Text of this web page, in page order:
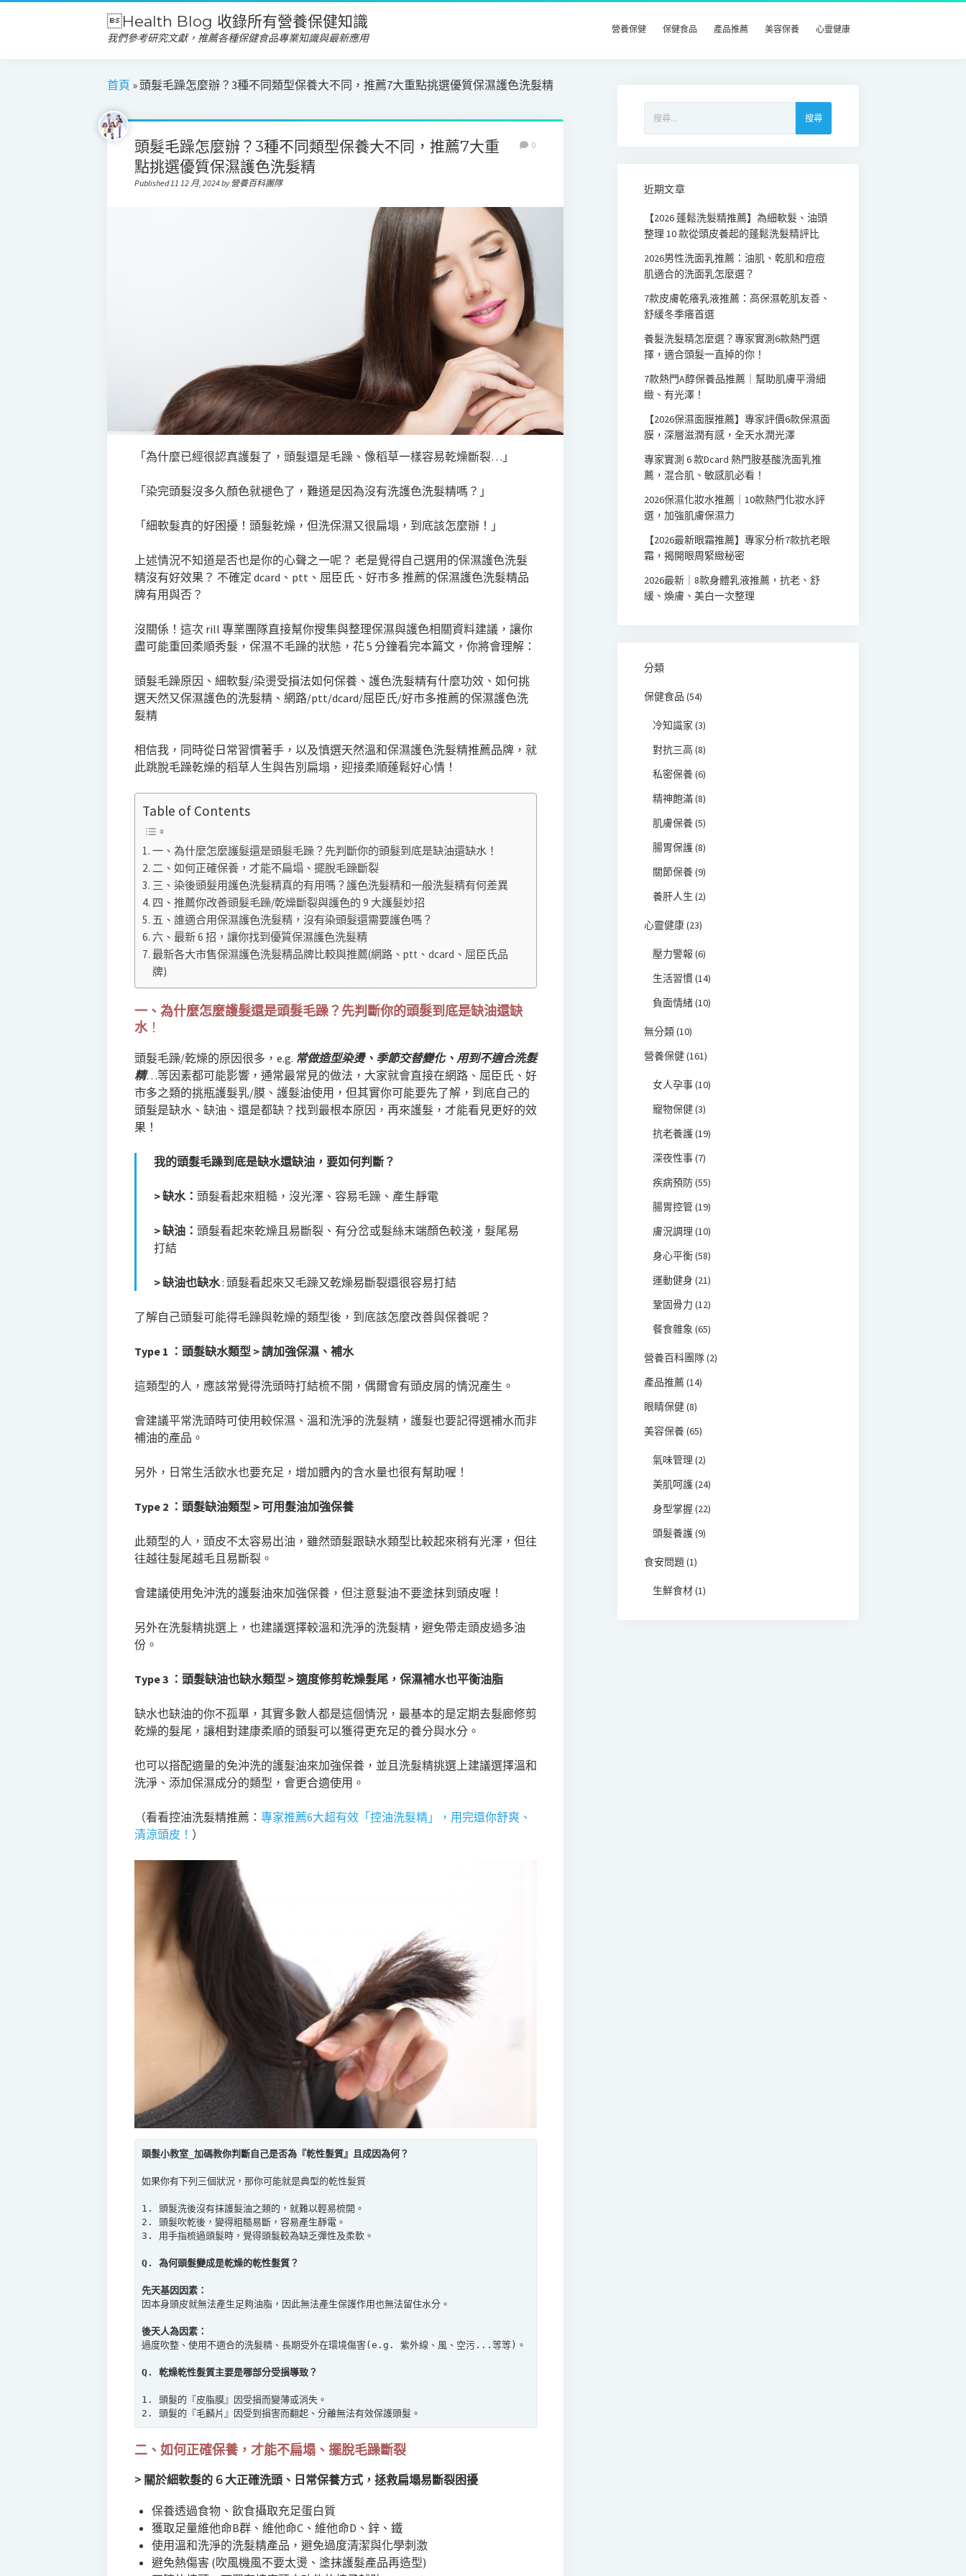
Health Blog 收錄所有營養保健知識
我們參考研究文獻，推薦各種保健食品專業知識與最新應用
營養保健 保健食品 產品推薦 美容保養 心靈健康
首頁 »頭髮毛躁怎麼辦？3種不同類型保養大不同，推薦7大重點挑選優質保濕護色洗髮精
頭髮毛躁怎麼辦？3種不同類型保養大不同，推薦7大重
點挑選優質保濕護色洗髮精
Published 11 12 月, 2024 by 營養百科團隊
0
「為什麼已經很認真護髮了，頭髮還是毛躁、像稻草一樣容易乾燥斷裂…」
「染完頭髮沒多久顏色就褪色了，難道是因為沒有洗護色洗髮精嗎？」
「細軟髮真的好困擾！頭髮乾燥，但洗保濕又很扁塌，到底該怎麼辦！」
上述情況不知道是否也是你的心聲之一呢？ 老是覺得自己選用的保濕護色洗髮
精沒有好效果？ 不確定 dcard、ptt、屈臣氏、好市多 推薦的保濕護色洗髮精品
牌有用與否？
沒關係！這次 rill 專業團隊直接幫你搜集與整理保濕與護色相關資料建議，讓你
盡可能重回柔順秀髮，保濕不毛躁的狀態，花 5 分鐘看完本篇文，你將會理解：
頭髮毛躁原因、細軟髮/染燙受損法如何保養、護色洗髮精有什麼功效、如何挑
選天然又保濕護色的洗髮精、網路/ptt/dcard/屈臣氏/好市多推薦的保濕護色洗
髮精
相信我，同時從日常習慣著手，以及慎選天然溫和保濕護色洗髮精推薦品牌，就
此跳脫毛躁乾燥的稻草人生與告別扁塌，迎接柔順蓬鬆好心情！
Table of Contents
一、為什麼怎麼護髮還是頭髮毛躁？先判斷你的頭髮到底是缺油還缺水！
二、如何正確保養，才能不扁塌、擺脫毛躁斷裂
三、染後頭髮用護色洗髮精真的有用嗎？護色洗髮精和一般洗髮精有何差異
四、推薦你改善頭髮毛躁/乾燥斷裂與護色的 9 大護髮妙招
五、誰適合用保濕護色洗髮精，沒有染頭髮還需要護色嗎？
六、最新 6 招，讓你找到優質保濕護色洗髮精
最新各大市售保濕護色洗髮精品牌比較與推薦(網路、ptt、dcard、屈臣氏品
牌)
一、為什麼怎麼護髮還是頭髮毛躁？先判斷你的頭髮到底是缺油還缺
水！
頭髮毛躁/乾燥的原因很多，e.g. 常做造型染燙、季節交替變化、用到不適合洗髮
精…等因素都可能影響，通常最常見的做法，大家就會直接在網路、屈臣氏、好
市多之類的挑瓶護髮乳/膜、護髮油使用，但其實你可能要先了解，到底自己的
頭髮是缺水、缺油、還是都缺？找到最根本原因，再來護髮，才能看見更好的效
果！
我的頭髮毛躁到底是缺水還缺油，要如何判斷？
> 缺水： 頭髮看起來粗糙，沒光澤、容易毛躁、產生靜電
> 缺油： 頭髮看起來乾燥且易斷裂、有分岔或髮絲末端顏色較淺，髮尾易
打結
> 缺油也缺水: 頭髮看起來又毛躁又乾燥易斷裂還很容易打結
了解自己頭髮可能得毛躁與乾燥的類型後，到底該怎麼改善與保養呢？
Type 1 ：頭髮缺水類型 > 請加強保濕、補水
這類型的人，應該常覺得洗頭時打結梳不開，偶爾會有頭皮屑的情況產生。
會建議平常洗頭時可使用較保濕、溫和洗淨的洗髮精，護髮也要記得選補水而非
補油的產品。
另外，日常生活飲水也要充足，增加體內的含水量也很有幫助喔！
Type 2 ：頭髮缺油類型 > 可用髮油加強保養
此類型的人，頭皮不太容易出油，雖然頭髮跟缺水類型比較起來稍有光澤，但往
往越往髮尾越毛且易斷裂。
會建議使用免沖洗的護髮油來加強保養，但注意髮油不要塗抹到頭皮喔！
另外在洗髮精挑選上，也建議選擇較溫和洗淨的洗髮精，避免帶走頭皮過多油
份。
Type 3 ：頭髮缺油也缺水類型 > 適度修剪乾燥髮尾，保濕補水也平衡油脂
缺水也缺油的你不孤單，其實多數人都是這個情況，最基本的是定期去髮廊修剪
乾燥的髮尾，讓相對建康柔順的頭髮可以獲得更充足的養分與水分。
也可以搭配適量的免沖洗的護髮油來加強保養，並且洗髮精挑選上建議選擇溫和
洗淨、添加保濕成分的類型，會更合適使用。
（看看控油洗髮精推薦： 專家推薦6大超有效「控油洗髮精」，用完還你舒爽、
清涼頭皮！ ）
頭髮小教室_加碼教你判斷自己是否為『乾性髮質』且成因為何？
如果你有下列三個狀況，那你可能就是典型的乾性髮質
1. 頭髮洗後沒有抹護髮油之類的，就難以輕易梳開。
2. 頭髮吹乾後，變得粗糙易斷，容易產生靜電。
3. 用手指梳過頭髮時，覺得頭髮較為缺乏彈性及柔軟。
Q. 為何頭髮變成是乾燥的乾性髮質？
先天基因因素：
因本身頭皮就無法產生足夠油脂，因此無法產生保護作用也無法留住水分。
後天人為因素：
過度吹整、使用不適合的洗髮精、長期受外在環境傷害(e.g. 紫外線、風、空污...等等)。
Q. 乾燥乾性髮質主要是哪部分受損導致？
1. 頭髮的『皮脂膜』因受損而變薄或消失。
2. 頭髮的『毛麟片』因受到損害而翻起、分離無法有效保護頭髮。
二、如何正確保養，才能不扁塌、擺脫毛躁斷裂
> 關於細軟髮的 6 大正確洗頭、日常保養方式，拯救扁塌易斷裂困擾
保養透過食物、飲食攝取充足蛋白質
獲取足量維他命B群、維他命C、維他命D、鋅、鐵
使用溫和洗淨的洗髮精產品，避免過度清潔與化學刺激
避免熱傷害 (吹風機風不要太燙、塗抹護髮產品再造型)
近期文章
【2026 蓬鬆洗髮精推薦】為細軟髮、油頭
整理 10 款從頭皮養起的蓬鬆洗髮精評比
2026男性洗面乳推薦：油肌、乾肌和痘痘
肌適合的洗面乳怎麼選？
7款皮膚乾癢乳液推薦：高保濕乾肌友善、
舒緩冬季癢首選
養髮洗髮精怎麼選？專家實測6款熱門選
擇，適合頭髮一直掉的你！
7款熱門A醇保養品推薦｜幫助肌膚平滑細
緻、有光澤！
【2026保濕面膜推薦】專家評價6款保濕面
膜，深層滋潤有感，全天水潤光澤
專家實測 6 款Dcard 熱門胺基酸洗面乳推
薦，混合肌、敏感肌必看！
2026保濕化妝水推薦｜10款熱門化妝水評
選，加強肌膚保濕力
【2026最新眼霜推薦】專家分析7款抗老眼
霜，揭開眼周緊緻秘密
2026最新｜8款身體乳液推薦，抗老、舒
緩、煥膚、美白一次整理
分類
保健食品 (54)
冷知識家 (3)
對抗三高(8)
私密保養(6)
精神飽滿(8)
肌膚保養(5)
腸胃保護(8)
關節保養(9)
養肝人生 (2)
心靈健康(23)
壓力警報 (6)
生活習慣(14)
負面情緒(10)
無分類(10)
營養保健(161)
女人孕事(10)
寵物保健(3)
抗老養護(19)
深夜性事(7)
疾病預防(55)
腸胃控管(19)
膚況調理 (10)
身心平衡(58)
運動健身 (21)
鞏固骨力 (12)
餐食雜象 (65)
營養百科團隊(2)
產品推薦(14)
眼睛保健(8)
美容保養(65)
氣味管理 (2)
美肌呵護(24)
身型掌握 (22)
頭髮養護(9)
食安問題(1)
生鮮食材(1)